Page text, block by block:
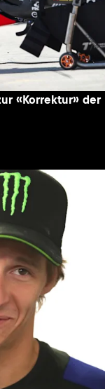
«Korrektur» der